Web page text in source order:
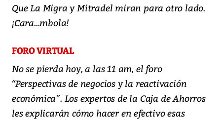
Que La Migra y Mitradel miran para otro lado.
¡Cara...mbola!
FORO VIRTUAL
No se pierda hoy, a las 11 am, el foro
“Perspectivas de negocios y la reactivación
económica”. Los expertos de la Caja de Ahorros
les explicarán cómo hacer en efectivo esas